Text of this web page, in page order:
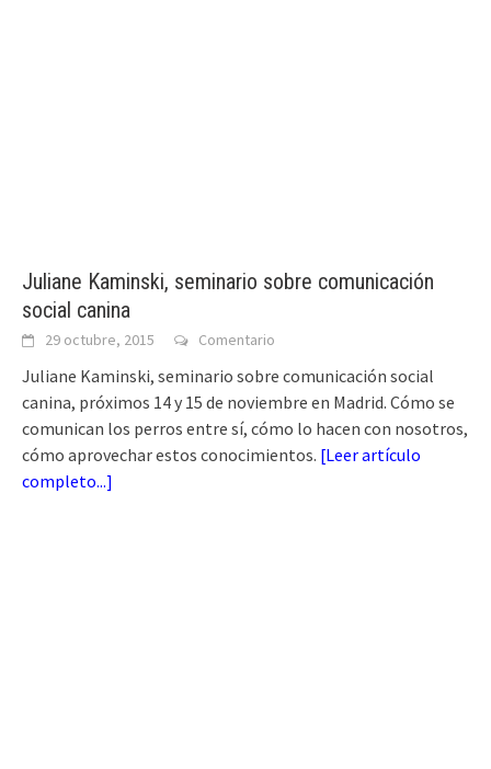
Juliane Kaminski, seminario sobre comunicación
social canina
29 octubre, 2015 Comentario
Juliane Kaminski, seminario sobre comunicación social
canina, próximos 14 y 15 de noviembre en Madrid. Cómo se
comunican los perros entre sí, cómo lo hacen con nosotros,
cómo aprovechar estos conocimientos. [Leer artículo
completo...]